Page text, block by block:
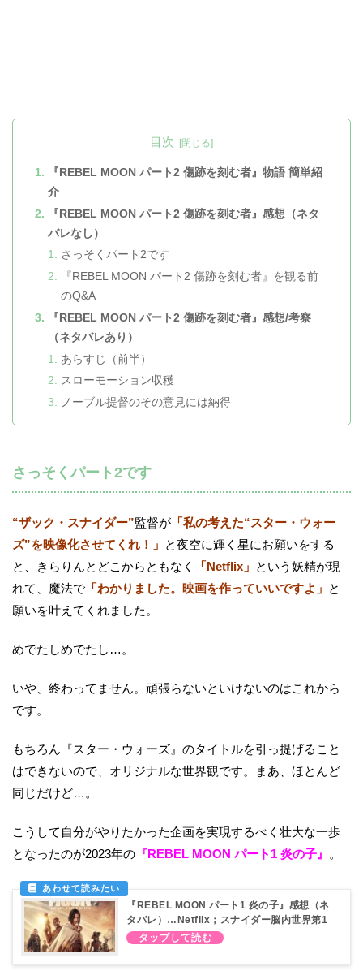
目次
『REBEL MOON パート2 傷跡を刻む者』物語 簡単紹
介
『REBEL MOON パート2 傷跡を刻む者』感想（ネタ
バレなし）
さっそくパート2です
『REBEL MOON パート2 傷跡を刻む者』を観る前
のQ&A
『REBEL MOON パート2 傷跡を刻む者』感想/考察
（ネタバレあり）
あらすじ（前半）
スローモーション収穫
ノーブル提督のその意見には納得
さっそくパート2です
“ザック・スナイダー”監督が 「私の考えた“スター・ウォー
ズ”を映像化させてくれ！」 と夜空に輝く星にお願いをする
と、きらりんとどこからともなく
「Netflix」 という妖精が現
れて、魔法で 「わかりました。映画を作っていいですよ」 と
願いを叶えてくれました。
めでたしめでたし…。
いや、終わってません。頑張らないといけないのはこれから
です。
もちろん『スター・ウォーズ』のタイトルを引っ提げること
はできないので、オリジナルな世界観です。まあ、ほとんど
同じだけど…。
こうして自分がやりたかった企画を実現するべく壮大な一歩
となったのが2023年の 『REBEL MOON パート1 炎の子』 。
『REBEL MOON パート1 炎の子』感想（ネ
タバレ）…Netflix；スナイダー脳内世界第1
弾